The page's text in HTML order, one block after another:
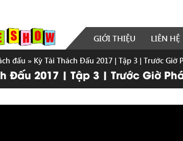
GIỚI THIỆU LIÊN HỆ
đấu » Kỳ Tài Thách Đấu 2017 | Tập 3 | Trước Giờ
Đấu 2017 | Tập 3 | Trước Giờ